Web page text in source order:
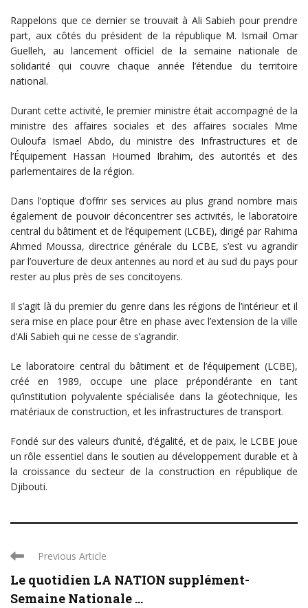
Rappelons que ce dernier se trouvait à Ali Sabieh pour prendre
part, aux côtés du président de la république M. Ismail Omar
Guelleh, au lancement officiel de la semaine nationale de
solidarité qui couvre chaque année l’étendue du territoire
national.
Durant cette activité, le premier ministre était accompagné de la
ministre des affaires sociales et des affaires sociales Mme
Ouloufa Ismael Abdo, du ministre des Infrastructures et de
l’Équipement Hassan Houmed Ibrahim, des autorités et des
parlementaires de la région.
Dans l’optique d’offrir ses services au plus grand nombre mais
également de pouvoir déconcentrer ses activités, le laboratoire
central du bâtiment et de l’équipement (LCBE), dirigé par Rahima
Ahmed Moussa, directrice générale du LCBE, s’est vu agrandir
par l’ouverture de deux antennes au nord et au sud du pays pour
rester au plus près de ses concitoyens.
Il s’agit là du premier du genre dans les régions de l’intérieur et il
sera mise en place pour être en phase avec l’extension de la ville
d’Ali Sabieh qui ne cesse de s’agrandir.
Le laboratoire central du bâtiment et de l’équipement (LCBE),
créé en 1989, occupe une place prépondérante en tant
qu’institution polyvalente spécialisée dans la géotechnique, les
matériaux de construction, et les infrastructures de transport.
Fondé sur des valeurs d’unité, d’égalité, et de paix, le LCBE joue
un rôle essentiel dans le soutien au développement durable et à
la croissance du secteur de la construction en république de
Djibouti.
Previous Article
Le quotidien LA NATION supplément-
Semaine Nationale ...